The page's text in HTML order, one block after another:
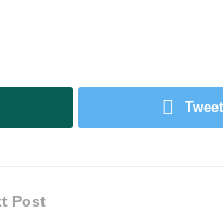
Tweet
Post